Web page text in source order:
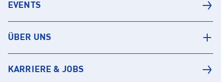
EVENTS
ÜBER UNS
KARRIERE & JOBS